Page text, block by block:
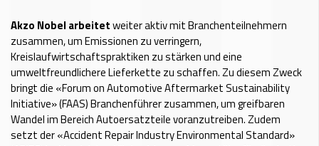
Akzo Nobel arbeitetweiter aktiv mit Branchenteilnehmern
zusammen, um Emissionen zu verringern,
Kreislaufwirtschaftspraktiken zu stärken und eine
umweltfreundlichere Lieferkette zu schaffen. Zu diesem Zweck
bringt die «Forum on Automotive Aftermarket Sustainability
Initiative» (FAAS) Branchenführer zusammen, um greifbaren
Wandel im Bereich Autoersatzteile voranzutreiben. Zudem
setzt der «Accident Repair Industry Environmental Standard»